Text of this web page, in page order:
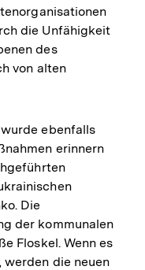
die Unfähigkeit
des
von alten
ebenfalls
erinnern
Die
der kommunalen
Floskel. Wenn es
die neuen